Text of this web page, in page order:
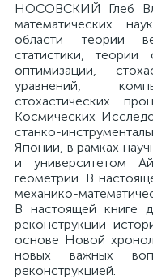
НОСОВСКИЙ Глеб
математических
области теории
статистики, теории
оптимизации,
уравнений,
стохастических
Космических
станко-
Японии, в рамках
и университетом
геометрии. В
механико-
В настоящей книге
реконструкции
основе Новой
новых важных
реконструкцией.